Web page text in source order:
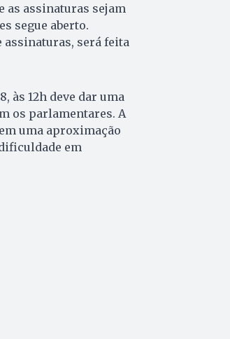
as assinaturas sejam
segue aberto.
assinaturas, será feita
às 12h deve dar uma
os parlamentares. A
uma aproximação
em